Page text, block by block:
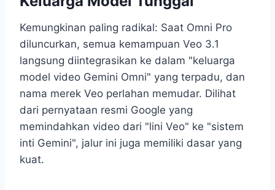
Kemungkinan paling radikal: Saat Omni Pro
diluncurkan, semua kemampuan Veo 3.1
langsung diintegrasikan ke dalam "keluarga
model video Gemini Omni" yang terpadu, dan
nama merek Veo perlahan memudar. Dilihat
dari pernyataan resmi Google yang
memindahkan video dari "lini Veo" ke "sistem
inti Gemini", jalur ini juga memiliki dasar yang
kuat.